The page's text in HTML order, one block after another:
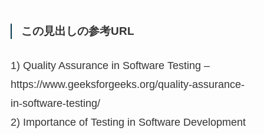
この見出しの参考URL
1) Quality Assurance in Software Testing –
https://www.geeksforgeeks.org/quality-assurance-
in-software-testing/
2) Importance of Testing in Software Development